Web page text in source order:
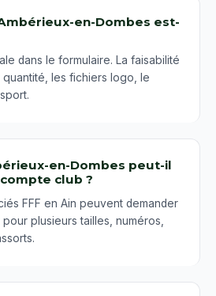
en-Dombes est-
dans le formulaire. La faisabilité
les fichiers logo, le
en-Dombes peut-il
club ?
FFF en Ain peuvent demander
plusieurs tailles, numéros,